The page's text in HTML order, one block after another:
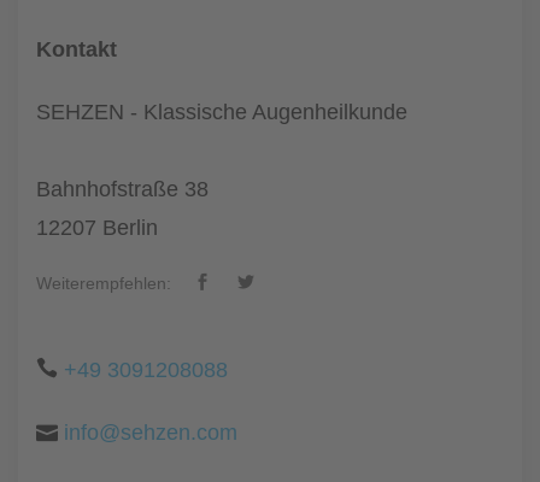
Kontakt
SEHZEN - Klassische Augenheilkunde
Bahnhofstraße 38
12207 Berlin
Weiterempfehlen:
+49 3091208088
info@sehzen.com